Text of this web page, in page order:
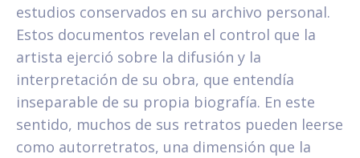
estudios conservados en su archivo personal.
Estos documentos revelan el control que la
artista ejerció sobre la difusión y la
interpretación de su obra, que entendía
inseparable de su propia biografía. En este
sentido, muchos de sus retratos pueden leerse
como autorretratos, una dimensión que la